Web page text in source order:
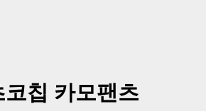
칩 카모팬츠